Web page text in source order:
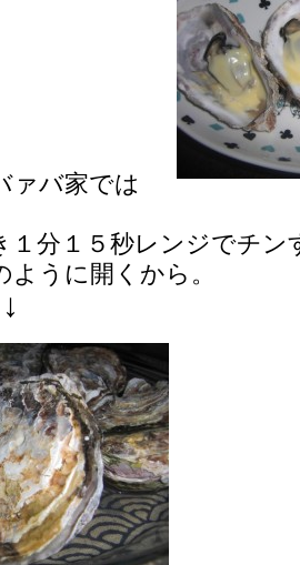
ァバ家では
１分１５秒レンジでチン
うに開くから。